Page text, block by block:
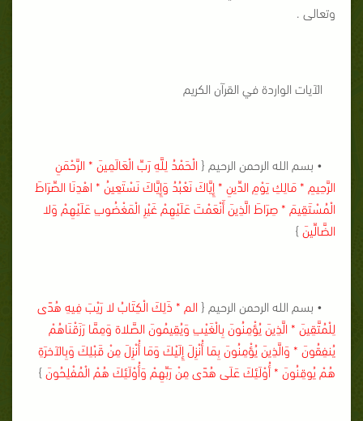
وتعالى .
الآيات الواردة في القرآن الكريم
• بسم الله الرحمن الرحيم { الْحَمْدُ لِلَّهِ رَبِّ الْعَالَمِينَ * الرَّحْمَنِ
الرَّحِيمِ * مَالِكِ يَوْمِ الدِّينِ * إِيَّاكَ نَعْبُدُ وَإِيَّاكَ نَسْتَعِينُ * اهْدِنَا الصِّرَاطَ
الْمُسْتَقِيمَ * صِرَاطَ الَّذِينَ أَنْعَمْتَ عَلَيْهِمْ غَيْرِ الْمَغْضُوبِ عَلَيْهِمْ وَلا
الضَّالِّينَ}
• بسم الله الرحمن الرحيم { الم * ذَلِكَ الْكِتَابُ لا رَيْبَ فِيهِ هُدًى
لِلْمُتَّقِينَ * الَّذِينَ يُؤْمِنُونَ بِالْغَيْبِ وَيُقِيمُونَ الصَّلاة وَمِمَّا رَزَقْنَاهُمْ
يُنفِقُونَ * وَالَّذِينَ يُؤْمِنُونَ بِمَا أُنْزِلَ إِلَيْكَ وَمَا أُنْزِلَ مِنْ قَبْلِكَ وَبِالآخرَةِ
هُمْ يُوقِنُونَ * أُوْلَئِكَ عَلَى هُدًى مِنْ رَبِّهِمْ وَأُوْلَئِكَ هُمْ الْمُفْلِحُونَ}